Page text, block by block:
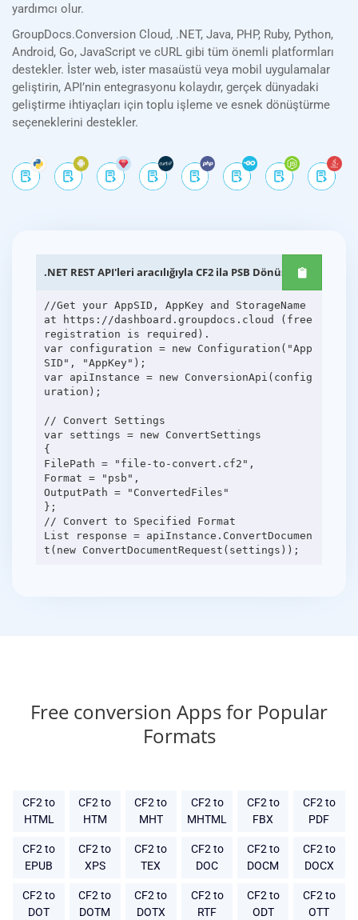
yardımcı olur.
GroupDocs.Conversion Cloud, .NET, Java, PHP, Ruby, Python,
Android, Go, JavaScript ve cURL gibi tüm önemli platformları
destekler. İster web, ister masaüstü veya mobil uygulamalar
geliştirin, API’nin entegrasyonu kolaydır, gerçek dünyadaki
geliştirme ihtiyaçları için toplu işleme ve esnek dönüştürme
seçeneklerini destekler.
.NET REST API'leri aracılığıyla CF2 ila PSB Dönüşümü
//Get your AppSID, AppKey and StorageName
at https://dashboard.groupdocs.cloud (free
registration is required).
var configuration = new Configuration("App
SID", "AppKey");
var apiInstance = new ConversionApi(config
uration);
// Convert Settings
var settings = new ConvertSettings
{
FilePath = "file-to-convert.cf2",
Format = "psb",
OutputPath = "ConvertedFiles"
};
// Convert to Specified Format
List response = apiInstance.ConvertDocumen
Free conversion Apps for Popular
Formats
CF2 to
HTML
CF2 to
HTM
CF2 to
MHT
CF2 to
MHTML
CF2 to
FBX
CF2 to
PDF
CF2 to
EPUB
CF2 to
XPS
CF2 to
TEX
CF2 to
DOC
CF2 to
DOCM
CF2 to
DOCX
CF2 to
DOT
CF2 to
DOTM
CF2 to
DOTX
CF2 to
RTF
CF2 to
ODT
CF2 to
OTT